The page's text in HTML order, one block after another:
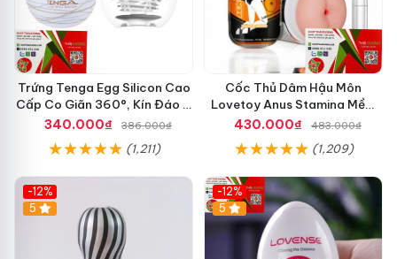
Trứng Tenga Egg Silicon Cao
Cấp Co Giãn 360°, Kín Đáo &
Tiện Lợi
340.000₫ 386.000₫
(1,211)
Cốc Thủ Dâm Hậu Môn
Lovetoy Anus Stamina Mềm
Khít Như Thật
430.000₫ 483.000₫
(1,209)
-12%
5
-12%
5